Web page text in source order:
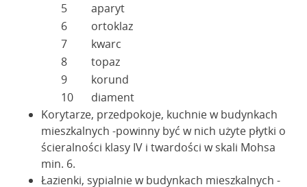
5
aparyt
6
ortoklaz
7
kwarc
8
topaz
9
korund
10
diament
Korytarze, przedpokoje, kuchnie w budynkach
mieszkalnych -powinny być w nich użyte płytki o
ścieralności klasy IV i twardości w skali Mohsa
min. 6.
Łazienki, sypialnie w budynkach mieszkalnych -